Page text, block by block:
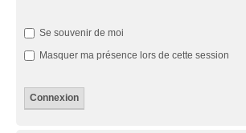
Se souvenir de moi
Masquer ma présence lors de cette session